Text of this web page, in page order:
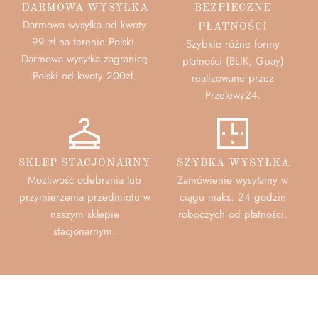
DARMOWA WYSYŁKA
Darmowa wysyłka od kwoty
99 zł na terenie Polski.
Darmowa wysyłka zagranicę
Polski od kwoty 200zł.
BEZPIECZNE
PŁATNOŚCI
Szybkie różne formy
płatności (BLIK, Gpay)
realizowane przez
Przelewy24.
SKLEP STACJONARNY
Możliwość odebrania lub
przymierzenia przedmiotu w
naszym sklepie
stacjonarnym.
SZYBKA WYSYŁKA
Zamówienie wysyłamy w
ciągu maks. 24 godzin
roboczych od płatności.